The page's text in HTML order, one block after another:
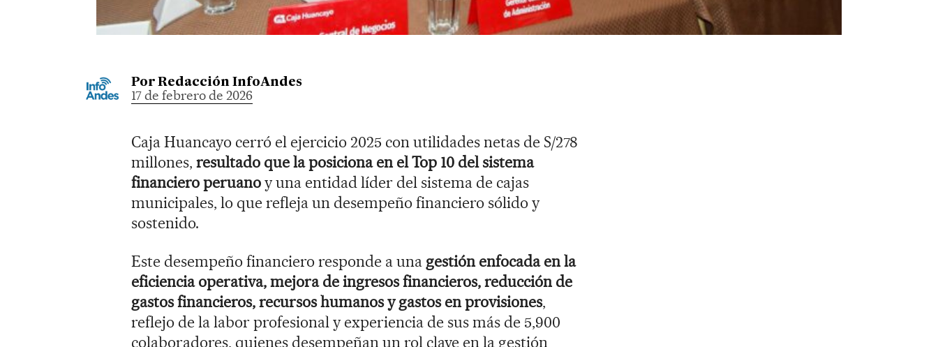
Por Redacción InfoAndes
17 de febrero de 2026
Caja Huancayo cerró el ejercicio 2025 con utilidades netas de S/278
millones, resultado que la posiciona en el Top 10 del sistema
financiero peruanoy una entidad líder del sistema de cajas
municipales, lo que refleja un desempeño financiero sólido y
sostenido.
Este desempeño financiero responde a una gestión enfocada en la
eficiencia operativa, mejora de ingresos financieros, reducción de
gastos financieros, recursos humanos y gastos en provisiones,
reflejo de la labor profesional y experiencia de sus más de 5,900
colaboradores, quienes desempeñan un rol clave en la gestión